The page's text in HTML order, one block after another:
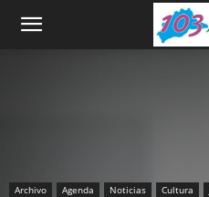
Archivo Agenda Noticias Cultura